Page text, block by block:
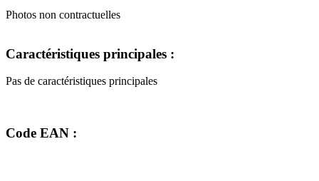
Photos non contractuelles
Caractéristiques principales :
Pas de caractéristiques principales
Code EAN :